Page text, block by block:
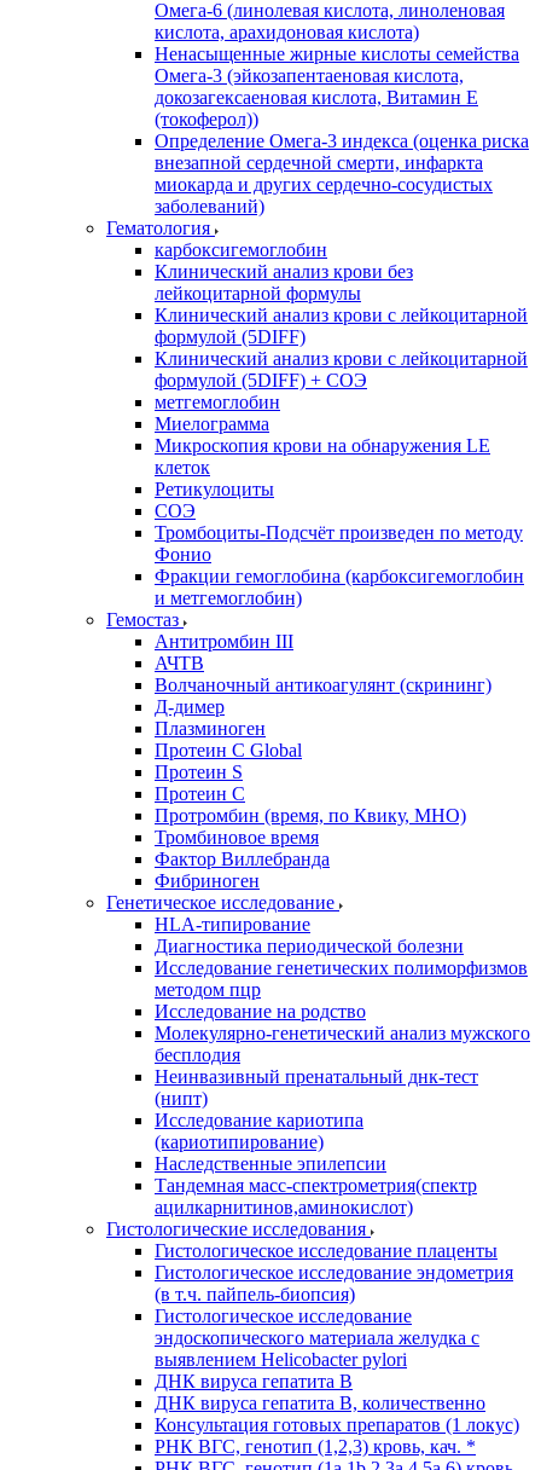
Омега-6 (линолевая кислота, линоленовая
кислота, арахидоновая кислота)
Ненасыщенные жирные кислоты семейства
Омега-3 (эйкозапентаеновая кислота,
докозагексаеновая кислота, Витамин E
(токоферол))
Определение Омега-3 индекса (оценка риска
внезапной сердечной смерти, инфаркта
миокарда и других сердечно-сосудистых
заболеваний)
Гематология
карбоксигемоглобин
Клинический анализ крови без
лейкоцитарной формулы
Клинический анализ крови с лейкоцитарной
формулой (5DIFF)
Клинический анализ крови с лейкоцитарной
формулой (5DIFF) + СОЭ
метгемоглобин
Миелограмма
Микроскопия крови на обнаружения LE
клеток
Ретикулоциты
СОЭ
Тромбоциты-Подсчёт произведен по методу
Фонио
Фракции гемоглобина (карбоксигемоглобин
и метгемоглобин)
Гемостаз
Антитромбин III
АЧТВ
Волчаночный антикоагулянт (скрининг)
Д-димер
Плазминоген
Протеин C Global
Протеин S
Протеин С
Протромбин (время, по Квику, МНО)
Тромбиновое время
Фактор Виллебранда
Фибриноген
Генетическое исследование
HLA-типирование
Диагностика периодической болезни
Исследование генетических полиморфизмов
методом пцр
Исследование на родство
Молекулярно-генетический анализ мужского
бесплодия
Неинвазивный пренатальный днк-тест
(нипт)
Исследование кариотипа
(кариотипирование)
Наследственные эпилепсии
Тандемная масс-спектрометрия(спектр
ацилкарнитинов,аминокислот)
Гистологические исследования
Гистологическое исследование плаценты
Гистологическое исследование эндометрия
(в т.ч. пайпель-биопсия)
Гистологическое исследование
эндоскопического материала желудка с
выявлением Helicobacter pylori
ДНК вируса гепатита B
ДНК вируса гепатита B, количественно
Консультация готовых препаратов (1 локус)
РНК ВГC, генотип (1,2,3) кровь, кач. *